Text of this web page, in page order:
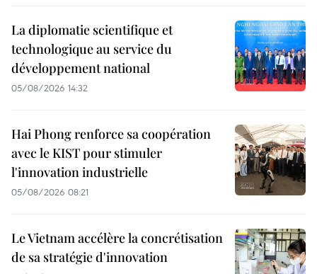
La diplomatie scientifique et
technologique au service du
développement national
05/08/2026 14:32
Hai Phong renforce sa coopération
avec le KIST pour stimuler
l'innovation industrielle
05/08/2026 08:21
Le Vietnam accélère la concrétisation
de sa stratégie d'innovation